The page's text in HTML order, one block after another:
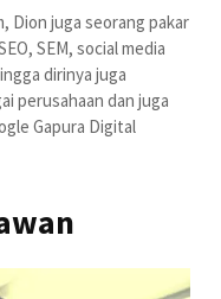
Dion juga seorang pakar
SEM, social media
dirinya juga
perusahaan dan juga
Gapura Digital